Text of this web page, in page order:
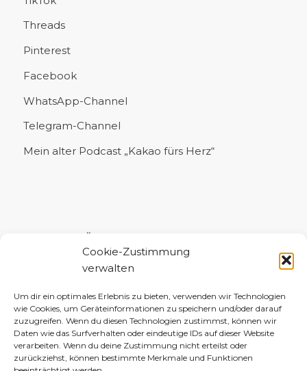
Cookie-Zustimmung
verwalten
Um dir ein optimales Erlebnis zu bieten, verwenden wir Technologien
wie Cookies, um Geräteinformationen zu speichern und/oder darauf
zuzugreifen. Wenn du diesen Technologien zustimmst, können wir
Daten wie das Surfverhalten oder eindeutige IDs auf dieser Website
verarbeiten. Wenn du deine Zustimmung nicht erteilst oder
zurückziehst, können bestimmte Merkmale und Funktionen
Threads
Pinterest
Facebook
WhatsApp-Channel
Telegram-Channel
Mein alter Podcast „Kakao fürs Herz“